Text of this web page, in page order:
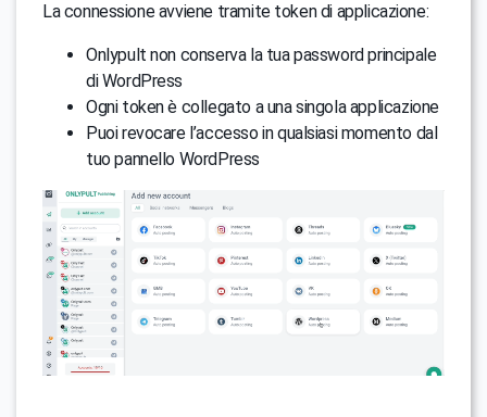
La connessione avviene tramite token di applicazione:
Onlypult non conserva la tua password principale
di WordPress
Ogni token è collegato a una singola applicazione
Puoi revocare l’accesso in qualsiasi momento dal
tuo pannello WordPress